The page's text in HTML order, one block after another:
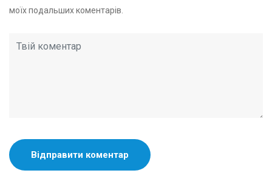
моїх подальших коментарів.